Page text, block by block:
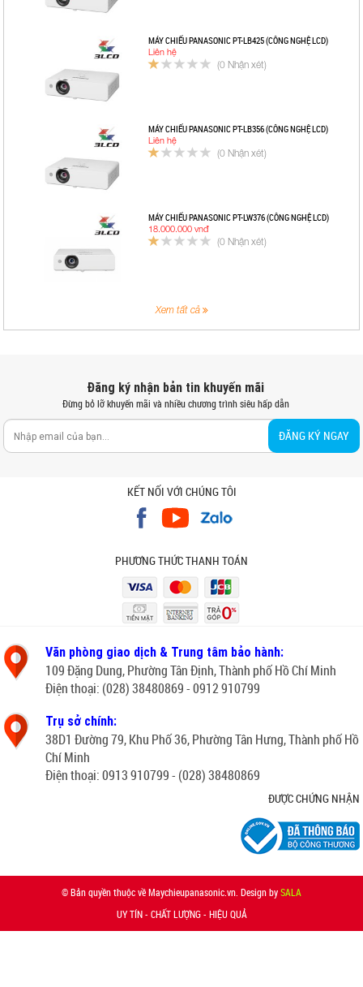
MÁY CHIẾU PANASONIC PT-LB425 (CÔNG NGHỆ LCD)
Liên hệ
(0 Nhận xét)
MÁY CHIẾU PANASONIC PT-LB356 (CÔNG NGHỆ LCD)
Liên hệ
(0 Nhận xét)
MÁY CHIẾU PANASONIC PT-LW376 (CÔNG NGHỆ LCD)
18.000.000 vnđ
(0 Nhận xét)
Xem tất cả
Đăng ký nhận bản tin khuyến mãi
Đừng bỏ lỡ khuyến mãi và nhiều chương trình siêu hấp dẫn
ĐĂNG KÝ NGAY
KẾT NỐI VỚI CHÚNG TÔI
PHƯƠNG THỨC THANH TOÁN
Văn phòng giao dịch & Trung tâm bảo hành:
109 Đặng Dung, Phường Tân Định, Thành phố Hồ Chí Minh
Điện thoại: (028) 38480869 - 0912 910799
Trụ sở chính:
38D1 Đường 79, Khu Phố 36, Phường Tân Hưng, Thành phố Hồ
Chí Minh
Điện thoại: 0913 910799 - (028) 38480869
ĐƯỢC CHỨNG NHẬN
© Bản quyền thuộc về Maychieupanasonic.vn. Design bySALA
UY TÍN - CHẤT LƯỢNG - HIỆU QUẢ